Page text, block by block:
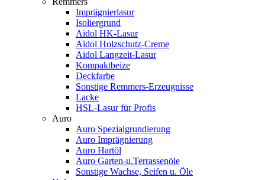
Imprägnierlasur
Isoliergrund
Aidol HK-Lasur
Aidol Holzschutz-Creme
Aidol Langzeit-Lasur
Kompaktbeize
Deckfarbe
Sonstige Remmers-Erzeugnisse
Lacke
HSL-Lasur für Profis
Auro
Auro Spezialgrundierung
Auro Imprägnierung
Auro Hartöl
Auro Garten-u.Terrassenöle
Sonstige Wachse, Seifen u. Öle